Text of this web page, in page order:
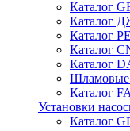
Каталог
Каталог
Каталог
Каталог
Каталог
Шламовые
Каталог
Установки
Каталог